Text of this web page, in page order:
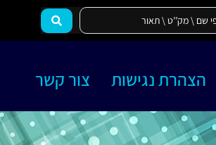
הצהרת נגישות צור קשר